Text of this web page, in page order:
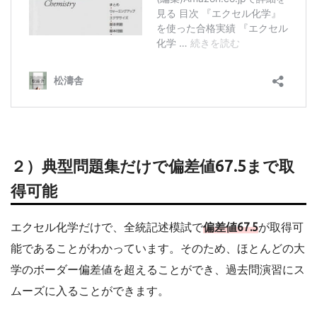
２）典型問題集だけで偏差値67.5まで取
得可能
エクセル化学だけで、全統記述模試で偏差値67.5が取得可
能であることがわかっています。そのため、ほとんどの大
学のボーダー偏差値を超えることができ、過去問演習にス
ムーズに入ることができます。